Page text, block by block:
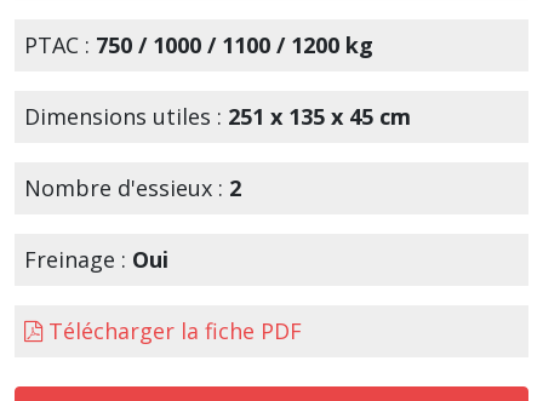
PTAC : 750 / 1000 / 1100 / 1200 kg
Dimensions utiles : 251 x 135 x 45 cm
Nombre d'essieux : 2
Freinage : Oui
Télécharger la fiche PDF